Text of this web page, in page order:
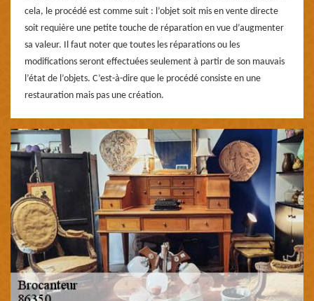
cela, le procédé est comme suit : l’objet soit mis en vente directe
soit requière une petite touche de réparation en vue d’augmenter
sa valeur. Il faut noter que toutes les réparations ou les
modifications seront effectuées seulement à partir de son mauvais
l’état de l’objets. C’est-à-dire que le procédé consiste en une
restauration mais pas une création.